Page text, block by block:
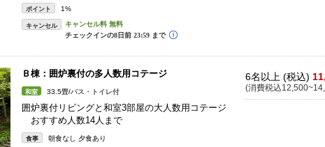
ポイント 1%
キャンセル
Ｂ棟：囲炉裏付の多人数用コテージ
和室 33.5畳/バス・トイレ付
囲炉裏付リビングと和室3部屋の大人数用コテージ
おすすめ人数14人まで
食事 朝食なし 夕食あり
6名以上 (税込)
(消費税込